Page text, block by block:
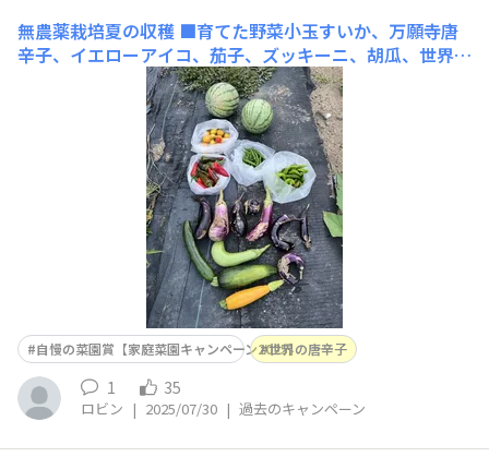
無農薬栽培夏の収穫 ■育てた野菜小玉すいか、万願寺唐
辛子、イエローアイコ、茄子、ズッキーニ、胡瓜、世界の
唐辛子プリッキーヌPRIKKEENOO、唐辛子■工夫ポイン
ト茄子の表面をテントウムシダマシが食害するので、台所
の排水溝用の不織布ネットを実に被せて防虫しました。
自慢の菜園賞【家庭菜園キャンペーン2025】世界の唐辛子
1 35
ロビン | 2025/07/30 | 過去のキャンペーン